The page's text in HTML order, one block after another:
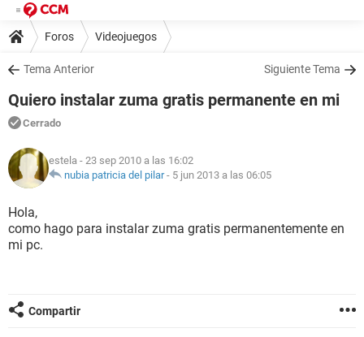
Foros Videojuegos
Tema Anterior Siguiente Tema
Quiero instalar zuma gratis permanente en mi
Cerrado
estela - 23 sep 2010 a las 16:02
nubia patricia del pilar- 5 jun 2013 a las 06:05
Hola,
como hago para instalar zuma gratis permanentemente en
mi pc.
Compartir